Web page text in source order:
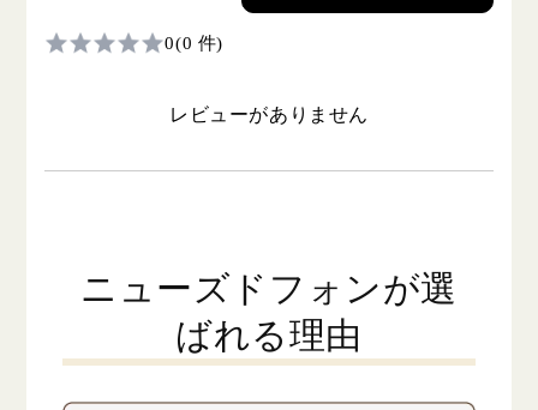
0(0 件)
レビューがありません
ニューズドフォンが選
ばれる理由